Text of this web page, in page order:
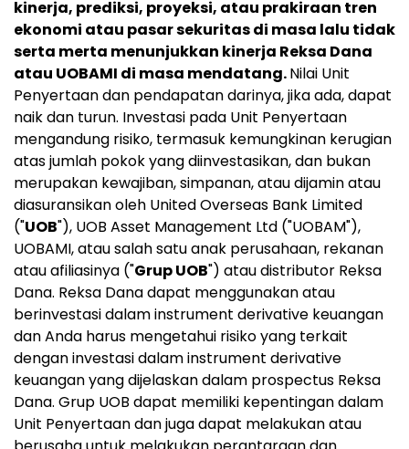
kinerja, prediksi, proyeksi, atau prakiraan tren
ekonomi atau pasar sekuritas di masa lalu tidak
serta merta menunjukkan kinerja Reksa Dana
atau UOBAMI di masa mendatang.Nilai Unit
Penyertaan dan pendapatan darinya, jika ada, dapat
naik dan turun. Investasi pada Unit Penyertaan
mengandung risiko, termasuk kemungkinan kerugian
atas jumlah pokok yang diinvestasikan, dan bukan
merupakan kewajiban, simpanan, atau dijamin atau
diasuransikan oleh United Overseas Bank Limited
("UOB"), UOB Asset Management Ltd ("UOBAM"),
UOBAMI, atau salah satu anak perusahaan, rekanan
atau afiliasinya ("Grup UOB") atau distributor Reksa
Dana. Reksa Dana dapat menggunakan atau
berinvestasi dalam instrument derivative keuangan
dan Anda harus mengetahui risiko yang terkait
dengan investasi dalam instrument derivative
keuangan yang dijelaskan dalam prospectus Reksa
Dana. Grup UOB dapat memiliki kepentingan dalam
Unit Penyertaan dan juga dapat melakukan atau